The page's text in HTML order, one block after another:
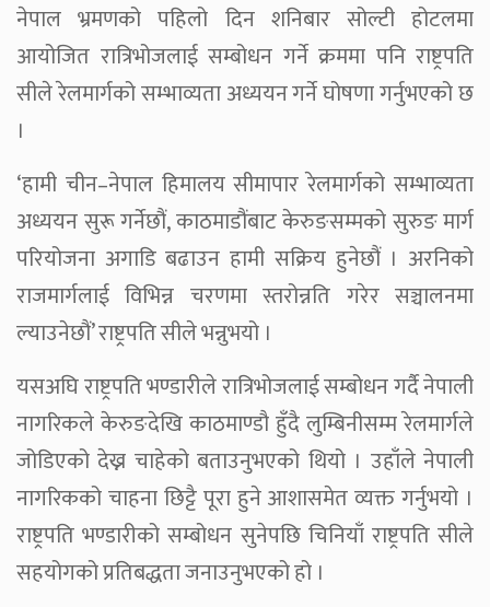
नेपाल भ्रमणको पहिलो दिन शनिबार सोल्टी होटलमा
आयोजित रात्रिभोजलाई सम्बोधन गर्ने क्रममा पनि राष्ट्रपति
सीले रेलमार्गको सम्भाव्यता अध्ययन गर्ने घोषणा गर्नुभएको छ
।
‘हामी चीन–नेपाल हिमालय सीमापार रेलमार्गको सम्भाव्यता
अध्ययन सुरू गर्नेछौं, काठमाडौंबाट केरुङसम्मको सुरुङ मार्ग
परियोजना अगाडि बढाउन हामी सक्रिय हुनेछौं । अरनिको
राजमार्गलाई विभिन्न चरणमा स्तरोन्नति गरेर सञ्चालनमा
ल्याउनेछौं’ राष्ट्रपति सीले भन्नुभयो ।
यसअघि राष्ट्रपति भण्डारीले रात्रिभोजलाई सम्बोधन गर्दै नेपाली
नागरिकले केरुङदेखि काठमाण्डौ हुँदै लुम्बिनीसम्म रेलमार्गले
जोडिएको देख्न चाहेको बताउनुभएको थियो । उहाँले नेपाली
नागरिकको चाहना छिट्टै पूरा हुने आशासमेत व्यक्त गर्नुभयो ।
राष्ट्रपति भण्डारीको सम्बोधन सुनेपछि चिनियाँ राष्ट्रपति सीले
सहयोगको प्रतिबद्धता जनाउनुभएको हो ।